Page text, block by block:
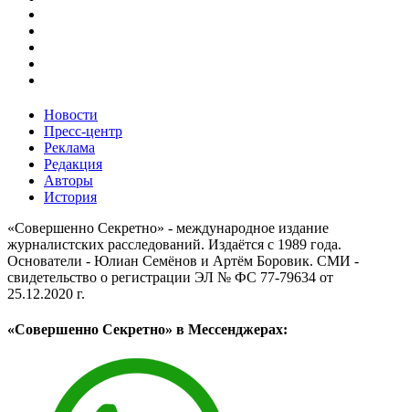
Новости
Пресс-центр
Реклама
Редакция
Авторы
История
«Совершенно Секретно» - международное издание
журналистских расследований. Издаётся с 1989 года.
Основатели - Юлиан Семёнов и Артём Боровик. CМИ -
свидетельство о регистрации ЭЛ № ФС 77-79634 от
25.12.2020 г.
«Совершенно Секретно» в Мессенджерах: